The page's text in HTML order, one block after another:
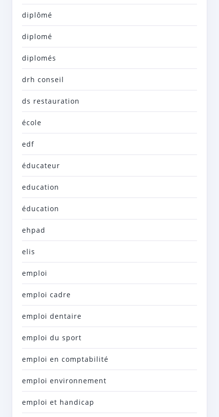
diplômé
diplomé
diplomés
drh conseil
ds restauration
école
edf
éducateur
education
éducation
ehpad
elis
emploi
emploi cadre
emploi dentaire
emploi du sport
emploi en comptabilité
emploi environnement
emploi et handicap